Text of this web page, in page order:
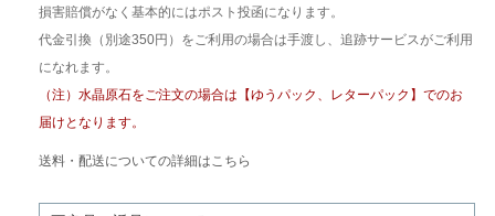
損害賠償がなく基本的にはポスト投函になります。
代金引換（別途350円）をご利用の場合は手渡し、追跡サービスがご利用
になれます。
（注）水晶原石をご注文の場合は【ゆうパック、レターパック】でのお
届けとなります。
送料・配送についての詳細はこちら